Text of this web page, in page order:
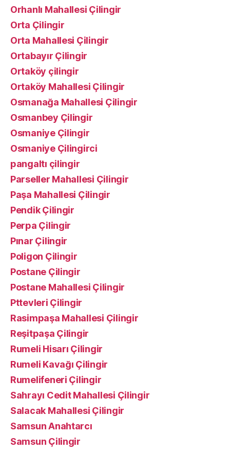
Orhanlı Mahallesi Çilingir
Orta Çilingir
Orta Mahallesi Çilingir
Ortabayır Çilingir
Ortaköy çilingir
Ortaköy Mahallesi Çilingir
Osmanağa Mahallesi Çilingir
Osmanbey Çilingir
Osmaniye Çilingir
Osmaniye Çilingirci
pangaltı çilingir
Parseller Mahallesi Çilingir
Paşa Mahallesi Çilingir
Pendik Çilingir
Perpa Çilingir
Pınar Çilingir
Poligon Çilingir
Postane Çilingir
Postane Mahallesi Çilingir
Pttevleri Çilingir
Rasimpaşa Mahallesi Çilingir
Reşitpaşa Çilingir
Rumeli Hisarı Çilingir
Rumeli Kavağı Çilingir
Rumelifeneri Çilingir
Sahrayı Cedit Mahallesi Çilingir
Salacak Mahallesi Çilingir
Samsun Anahtarcı
Samsun Çilingir